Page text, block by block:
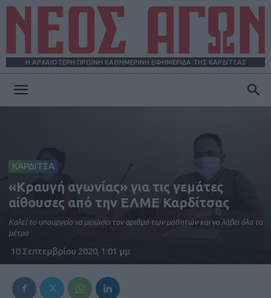
Η ΑΡΧΑΙΟΤΕΡΗ ΠΡΩΪΝΗ ΚΑΘΗΜΕΡΙΝΗ ΕΦΗΜΕΡΙΔΑ ΤΗΣ ΚΑΡΔΙΤΣΑΣ
ΚΑΡΔΙΤΣΑ
«Κραυγή αγωνίας» για τις γεμάτες
αίθουσες από την ΕΛΜΕ Καρδίτσας
Καλεί το υπουργείο να μειώσει τον αριθμό των μαθητών και να λάβει όλα τα
μέτρα
10 Σεπτεμβρίου 2020, 1:01 μμ